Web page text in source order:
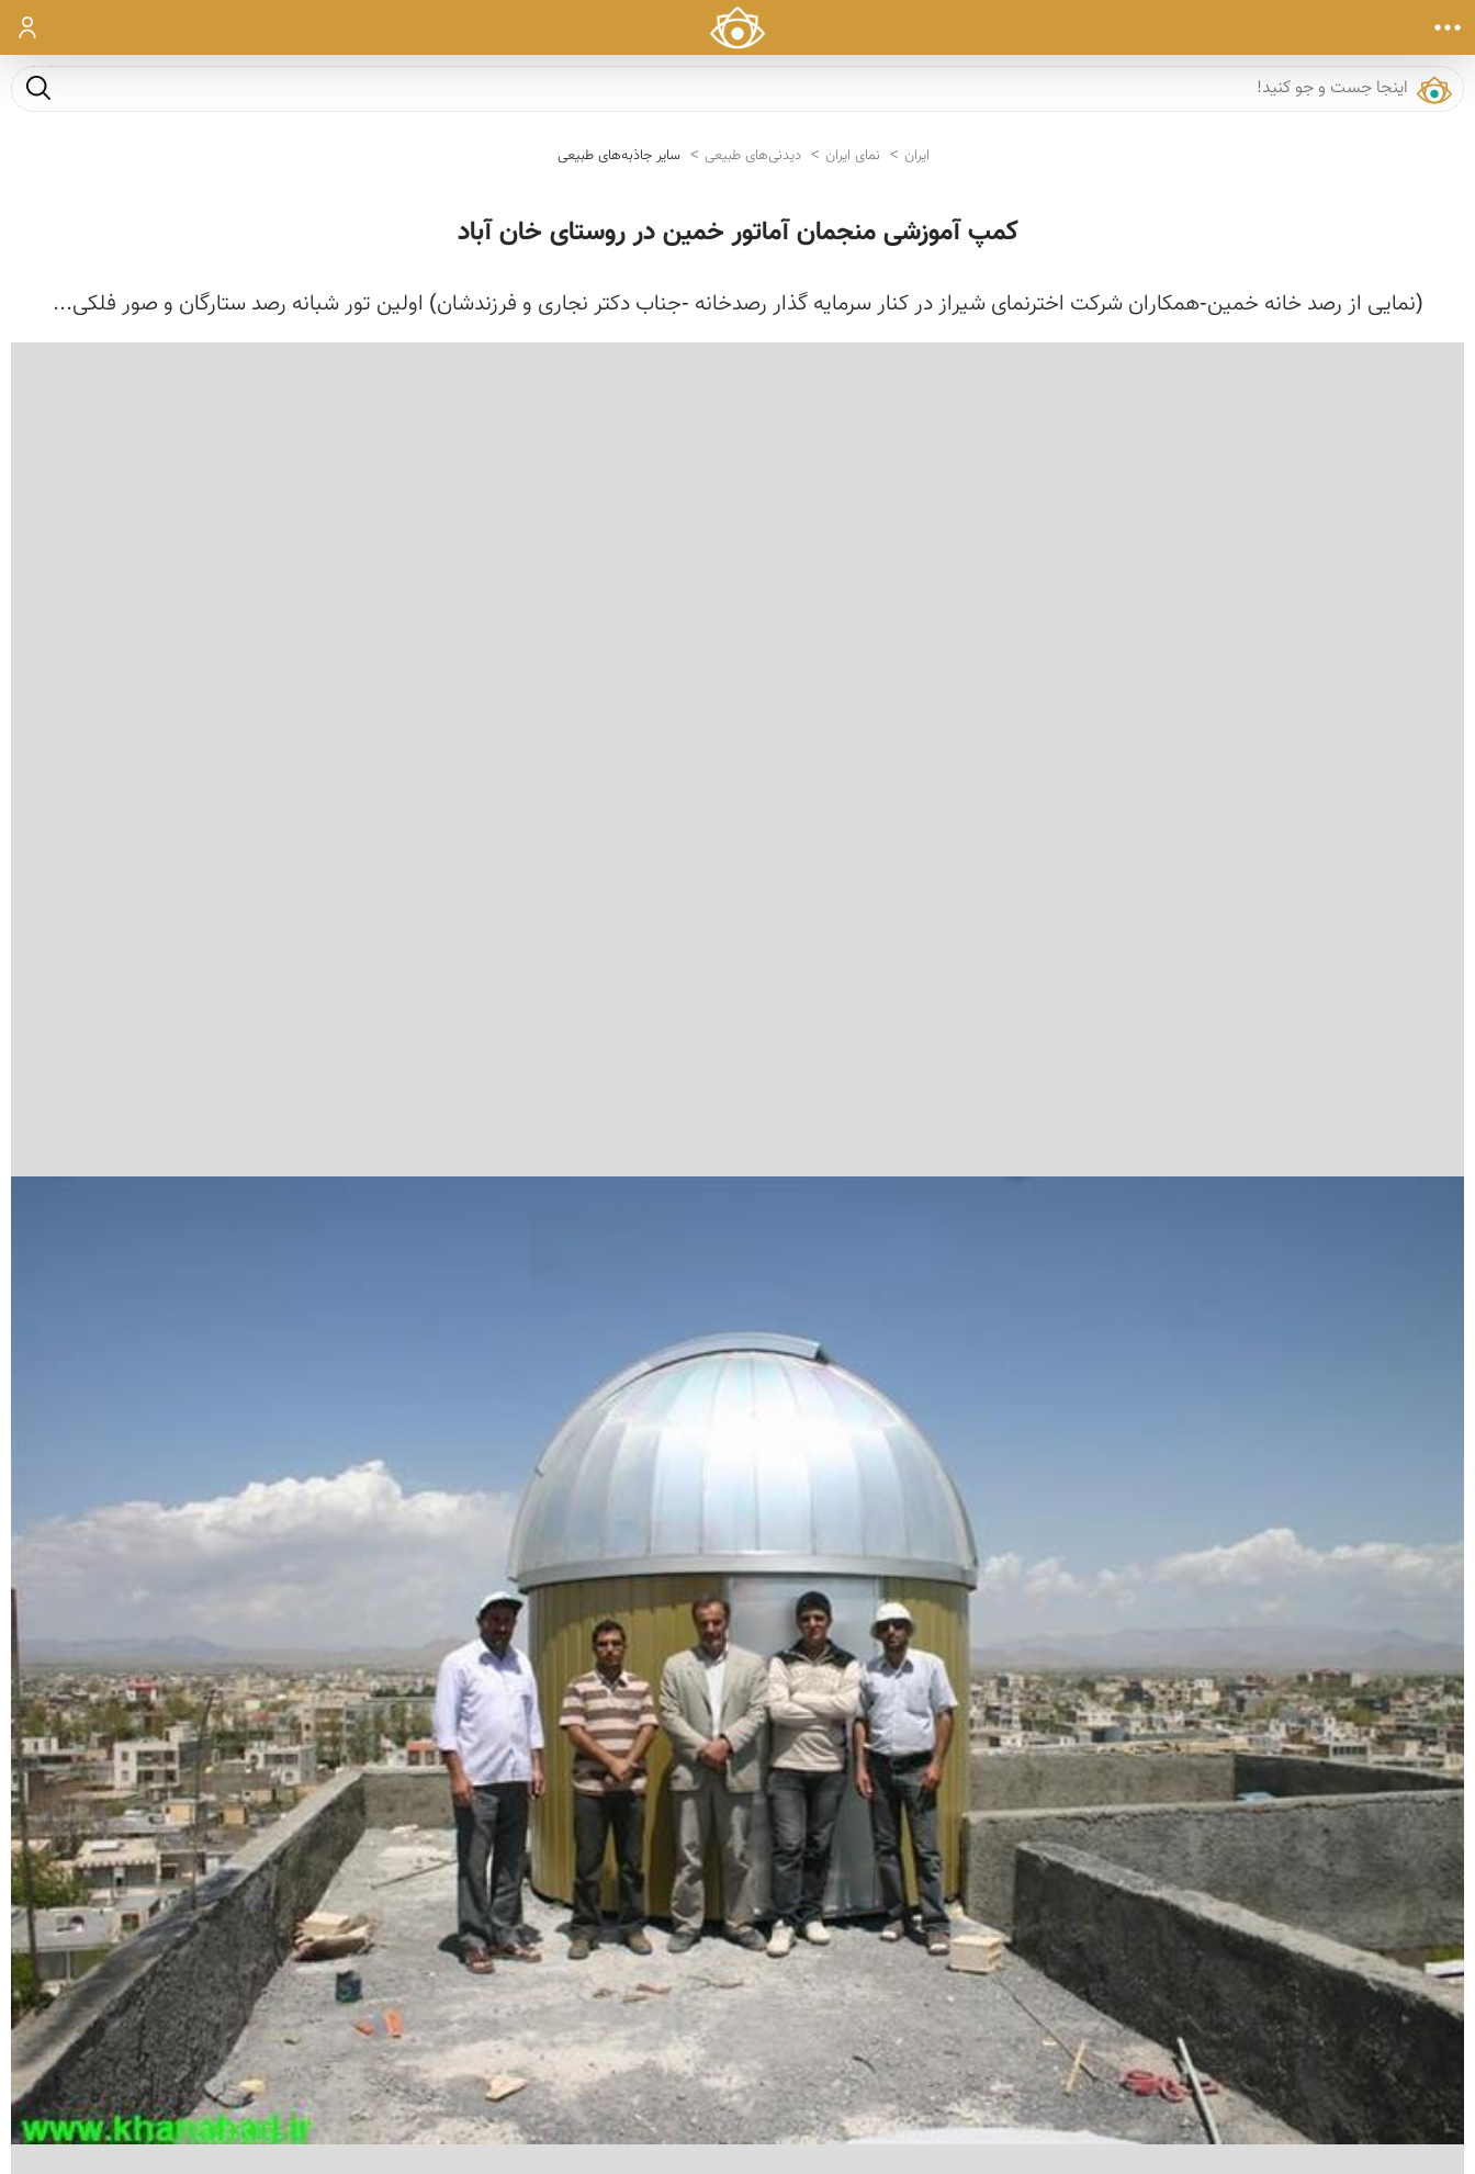
ورود
جست و
ایران نمای ایران دیدنی‌های طبیعی سایر جاذبه‌های طبیعی
کمپ آموزشی منجمان آماتور خمین در روستای خان آباد
(نمایی از رصد خانه خمین-همکاران شرکت اخترنمای شیراز در کنار سرمایه گذار رصدخانه -جناب دکتر نجاری و فرزندشان) اولین تور شبانه رصد ستارگان و صور فلکی...